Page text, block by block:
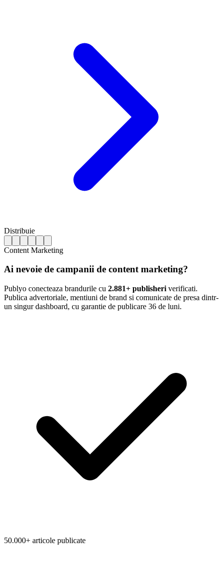
Distribuie
Content Marketing
Ai nevoie de campanii de content marketing?
Publyo conecteaza brandurile cu 2.881+ publisheri verificati.
Publica advertoriale, mentiuni de brand si comunicate de presa dintr-
un singur dashboard, cu garantie de publicare 36 de luni.
50.000+ articole publicate